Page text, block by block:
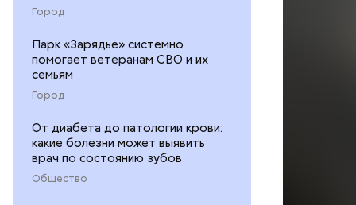
Город
Парк «Зарядье» системно
помогает ветеранам СВО и их
семьям
Город
От диабета до патологии крови:
какие болезни может выявить
врач по состоянию зубов
Общество
Вечером
жилого
менее
скорую